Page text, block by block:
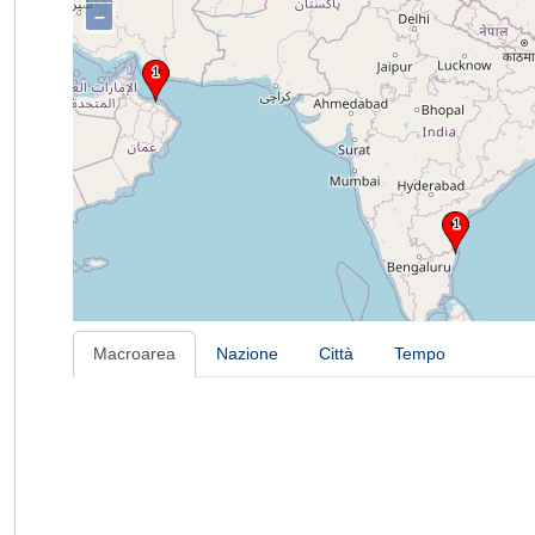
–
Macroarea Nazione Città Tempo